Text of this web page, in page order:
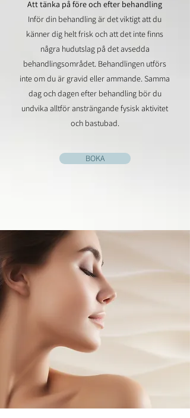
Att tänka på före och efter behandling
Inför din behandling är det viktigt att du
känner dig helt frisk och att det inte finns
några hudutslag på det avsedda
behandlingsområdet. Behandlingen utförs
inte om du är gravid eller ammande. Samma
dag och dagen efter behandling bör du
undvika alltför ansträngande fysisk aktivitet
och bastubad.
BOKA